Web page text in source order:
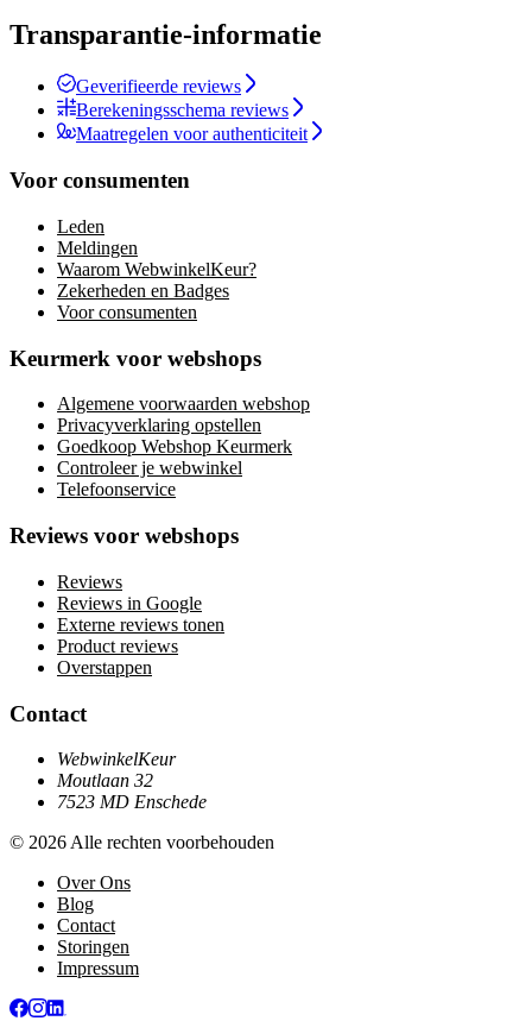
Transparantie-informatie
Geverifieerde reviews
Berekeningsschema reviews
Maatregelen voor authenticiteit
Voor consumenten
Leden
Meldingen
Waarom WebwinkelKeur?
Zekerheden en Badges
Voor consumenten
Keurmerk voor webshops
Algemene voorwaarden webshop
Privacyverklaring opstellen
Goedkoop Webshop Keurmerk
Controleer je webwinkel
Telefoonservice
Reviews voor webshops
Reviews
Reviews in Google
Externe reviews tonen
Product reviews
Overstappen
Contact
WebwinkelKeur
Moutlaan 32
7523 MD Enschede
© 2026 Alle rechten voorbehouden
Over Ons
Blog
Contact
Storingen
Impressum